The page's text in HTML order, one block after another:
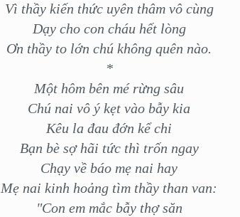
Vì thầy kiến thức uyên thâm vô cùng
Dạy cho con cháu hết lòng
Ơn thầy to lớn chú không quên nào.
*
Một hôm bên mé rừng sâu
Chú nai vô ý kẹt vào bẫy kia
Kêu la đau đớn kể chi
Bạn bè sợ hãi tức thì trốn ngay
Chạy về báo mẹ nai hay
Mẹ nai kinh hoảng tìm thầy than van:
"Con em mắc bẫy thợ săn